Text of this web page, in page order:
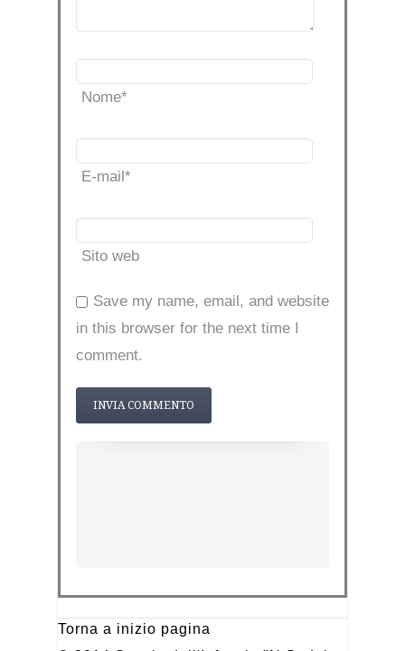
Nome*
E-mail*
Sito web
Save my name, email, and website
in this browser for the next time I
comment.
Torna a inizio pagina